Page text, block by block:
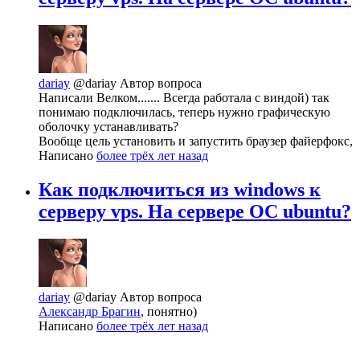
dariay @dariay Автор вопроса
Написали Велком....... Всегда работала с виндой) так
понимаю подключилась, теперь нужно графическую
оболочку устанавливать?
Вообще цель установить и запустить браузер файерфокс,
Написано более трёх лет назад
Как подключиться из windows к
серверу vps. На сервере ОС ubuntu?
dariay @dariay Автор вопроса
Александр Брагин, понятно)
Написано более трёх лет назад